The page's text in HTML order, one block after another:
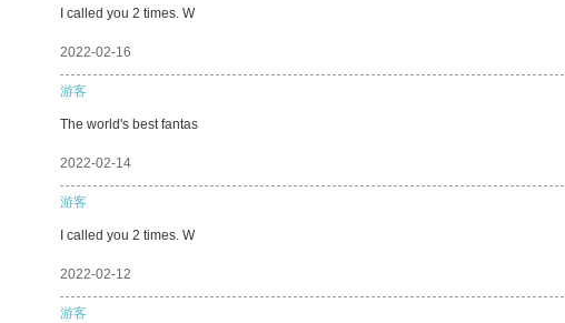
I called you 2 times. W
2022-02-16
游客
The world's best fantas
2022-02-14
游客
I called you 2 times. W
2022-02-12
游客